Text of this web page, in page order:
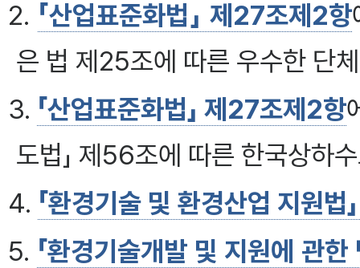
2. 「산업표준화법」 제27조제2항
은 법 제25조에 따른 우수한 단
3. 「산업표준화법」 제27조제2항
도법」 제56조에 따른 한국상하
4. 「환경기술 및 환경산업 지원법
5. 「환경기술개발 및 지원에 관한